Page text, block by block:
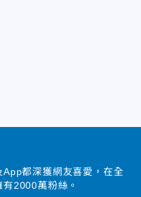
都深獲網友喜愛，在全
2000萬粉絲。